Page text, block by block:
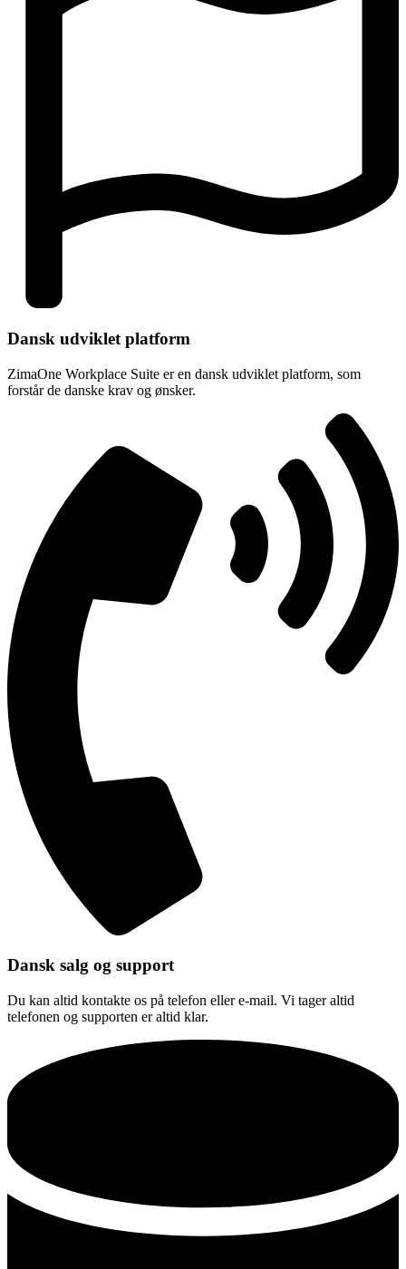
Dansk udviklet platform
ZimaOne Workplace Suite er en dansk udviklet platform, som
forstår de danske krav og ønsker.
Dansk salg og support
Du kan altid kontakte os på telefon eller e-mail. Vi tager altid
telefonen og supporten er altid klar.